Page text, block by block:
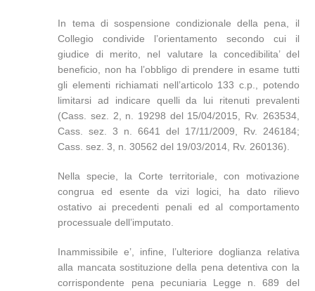
In tema di sospensione condizionale della pena, il
Collegio condivide l’orientamento secondo cui il
giudice di merito, nel valutare la concedibilita’ del
beneficio, non ha l’obbligo di prendere in esame tutti
gli elementi richiamati nell’articolo 133 c.p., potendo
limitarsi ad indicare quelli da lui ritenuti prevalenti
(Cass. sez. 2, n. 19298 del 15/04/2015, Rv. 263534,
Cass. sez. 3 n. 6641 del 17/11/2009, Rv. 246184;
Cass. sez. 3, n. 30562 del 19/03/2014, Rv. 260136).
Nella specie, la Corte territoriale, con motivazione
congrua ed esente da vizi logici, ha dato rilievo
ostativo ai precedenti penali ed al comportamento
processuale dell’imputato.
Inammissibile e’, infine, l’ulteriore doglianza relativa
alla mancata sostituzione della pena detentiva con la
corrispondente pena pecuniaria Legge n. 689 del